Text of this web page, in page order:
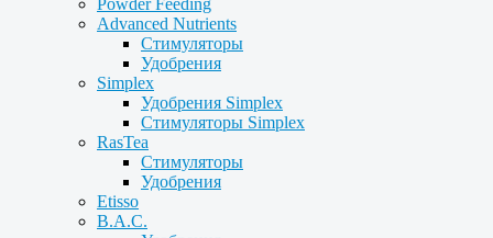
Powder Feeding
Advanced Nutrients
Стимуляторы
Удобрения
Simplex
Удобрения Simplex
Стимуляторы Simplex
RasTea
Стимуляторы
Удобрения
Etisso
B.A.C.